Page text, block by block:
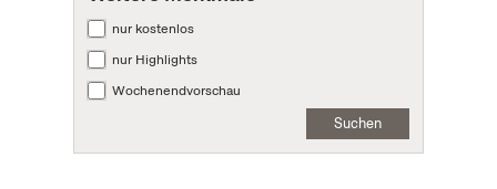
nur kostenlos
nur Highlights
Wochenendvorschau
Suchen